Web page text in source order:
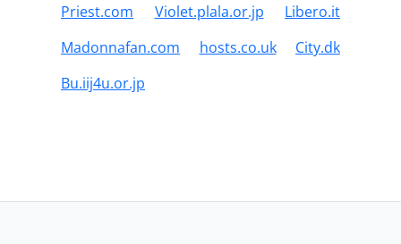
Priest.com Violet.plala.or.jp
Libero.it
Madonnafan.com
hosts.co.uk
City.dk
Bu.iij4u.or.jp